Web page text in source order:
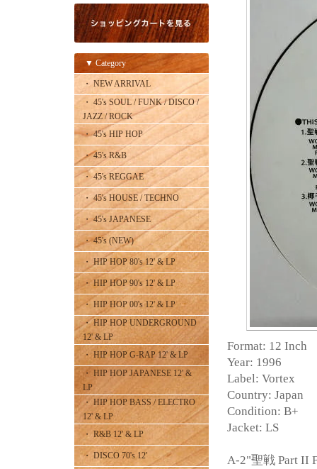
▼ Category
・ NEW ARRIVAL
・ 45's SOUL / FUNK / DISCO /
JAZZ / ROCK
・ 45's HIP HOP
・ 45's R&B
・ 45's REGGAE
・ 45's HOUSE / TECHNO
・ 45's JAPANESE
・ 45's (NEW)
・ HIP HOP 80's 12' & LP
・ HIP HOP 90's 12' & LP
・ HIP HOP 00's 12' & LP
・ HIP HOP UNDERGROUND
12' & LP
・ HIP HOP G-RAP 12' & LP
・ HIP HOP JAPANESE 12' &
LP
・ HIP HOP BASS / ELECTRO
12' & LP
・ R&B 12' & LP
・ DISCO 70's 12'
Format: 12 Inch
Year: 1996
Label: Vortex
Country: Japan
Condition: B+
Jacket: LS
A-2"聖戦 Part II